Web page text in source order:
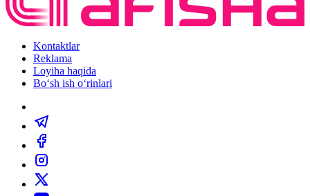
Kontaktlar
Reklama
Loyiha haqida
Bo‘sh ish o‘rinlari